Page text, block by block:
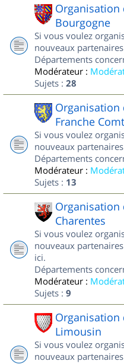
Organisation
Bourgogne
Si vous voulez
nouveaux
Départements
Modérateur :
Sujets : 28
Organisation
Franche
Si vous voulez
nouveaux
Départements
Modérateur :
Sujets : 13
Organisation
Charentes
Si vous voulez
nouveaux
ici.
Départements
Modérateur :
Sujets : 9
Organisation
Limousin
Si vous voulez
nouveaux